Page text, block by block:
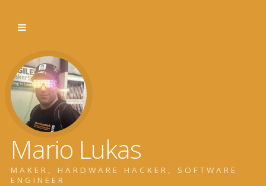
Mario Lukas
MAKER, HARDWARE HACKER, SOFTWARE
ENGINEER